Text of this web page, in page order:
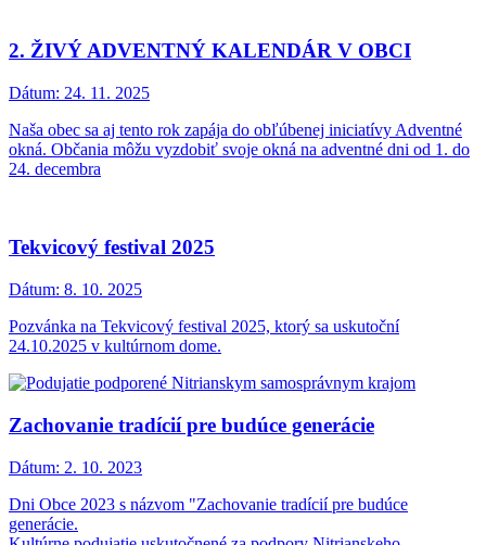
2. ŽIVÝ ADVENTNÝ KALENDÁR V OBCI
Dátum: 24. 11. 2025
Naša obec sa aj tento rok zapája do obľúbenej iniciatívy Adventné
okná. Občania môžu vyzdobiť svoje okná na adventné dni od 1. do
24. decembra
Tekvicový festival 2025
Dátum: 8. 10. 2025
Pozvánka na Tekvicový festival 2025, ktorý sa uskutoční
24.10.2025 v kultúrnom dome.
Zachovanie tradícií pre budúce generácie
Dátum: 2. 10. 2023
Dni Obce 2023 s názvom "Zachovanie tradícií pre budúce
generácie.